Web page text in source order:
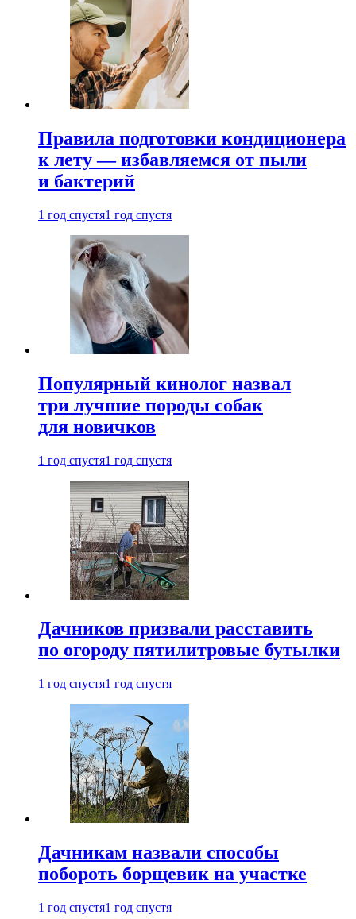
Правила подготовки кондиционера
к лету — избавляемся от пыли
и бактерий
1 год спустя1 год спустя
Популярный кинолог назвал
три лучшие породы собак
для новичков
1 год спустя1 год спустя
Дачников призвали расставить
по огороду пятилитровые бутылки
1 год спустя1 год спустя
Дачникам назвали способы
побороть борщевик на участке
1 год спустя1 год спустя